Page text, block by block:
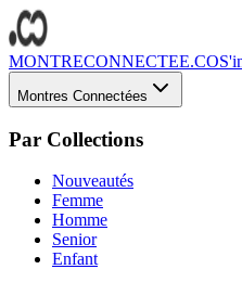
MONTRECONNECTEE.CO
Montres Connectées
Par Collections
Nouveautés
Femme
Homme
Senior
Enfant